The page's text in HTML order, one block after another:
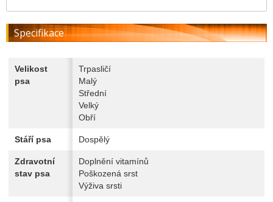
Specifikace
Velikost
psa
Trpasličí
Malý
Střední
Velký
Obří
Stáří psa Dospělý
Zdravotní
stav psa
Doplnění vitamínů
Poškozená srst
Výživa srsti